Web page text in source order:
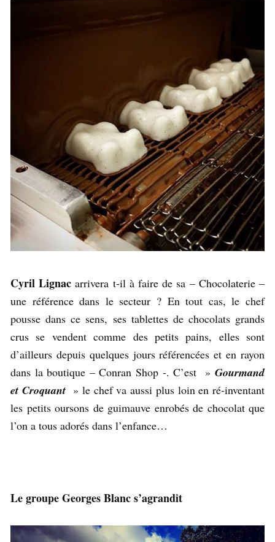
Cyril Lignac arrivera t-il à faire de sa – Chocolaterie –
une référence dans le secteur ? En tout cas, le chef
pousse dans ce sens, ses tablettes de chocolats grands
crus se vendent comme des petits pains, elles sont
d’ailleurs depuis quelques jours référencées et en rayon
dans la boutique – Conran Shop -. C’est » Gourmand
et Croquant» le chef va aussi plus loin en ré-inventant
les petits oursons de guimauve enrobés de chocolat que
l’on a tous adorés dans l’enfance…
Le groupe Georges Blanc s’agrandit